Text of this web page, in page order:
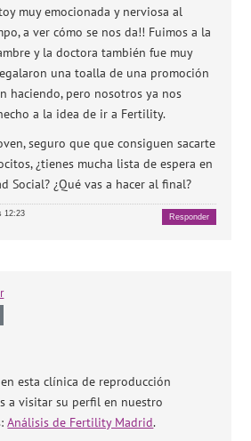
muy emocionada y nerviosa al
a ver cómo se nos da!! Fuimos a la
y la doctora también fue muy
una toalla de una promoción
haciendo, pero nosotros ya nos
a la idea de ir a Fertility.
seguro que que consiguen sacarte
¿tienes mucha lista de espera en
Social? ¿Qué vas a hacer al final?
12:23 Responder
esta clínica de reproducción
a visitar su perfil en nuestro
Análisis de Fertility Madrid.